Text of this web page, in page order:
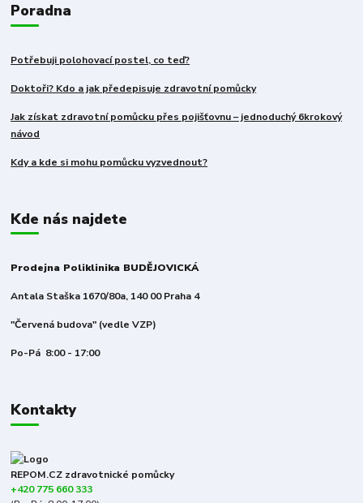
Poradna
Potřebuji polohovací postel, co teď?
Doktoři? Kdo a jak předepisuje zdravotní pomůcky
Jak získat zdravotní pomůcku přes pojišťovnu – jednoduchý 6krokový
návod
Kdy a kde si mohu pomůcku vyzvednout?
Kde nás najdete
Prodejna Poliklinika BUDĚJOVICKÁ
Antala Staška 1670/80a, 140 00 Praha 4
"Červená budova" (vedle VZP)
Po-Pá 8:00 - 17:00
Kontakty
REPOM.CZ zdravotnické pomůcky
+420 775 660 333